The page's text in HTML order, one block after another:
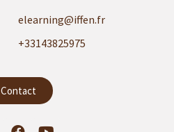
elearning@iffen.fr
+33143825975
Contact